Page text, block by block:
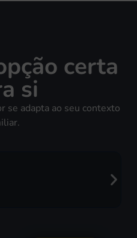
certa
si
se adapta ao seu contexto